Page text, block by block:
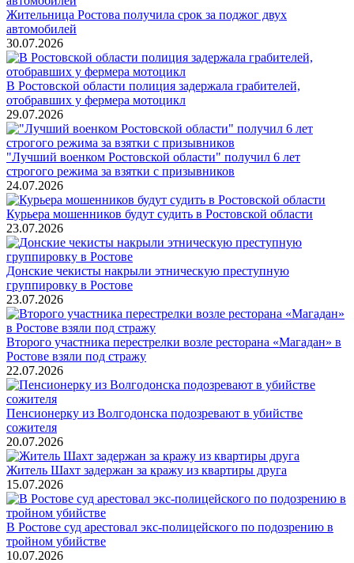
Жительница Ростова получила срок за поджог двух
автомобилей
30.07.2026
В Ростовской области полиция задержала грабителей,
отобравших у фермера мотоцикл
29.07.2026
"Лучший военком Ростовской области" получил 6 лет
строгого режима за взятки с призывников
24.07.2026
Курьера мошенников будут судить в Ростовской области
23.07.2026
Донские чекисты накрыли этническую преступную
группировку в Ростове
23.07.2026
Второго участника перестрелки возле ресторана «Магадан» в
Ростове взяли под стражу
22.07.2026
Пенсионерку из Волгодонска подозревают в убийстве
сожителя
20.07.2026
Житель Шахт задержан за кражу из квартиры друга
15.07.2026
В Ростове суд арестовал экс-полицейского по подозрению в
тройном убийстве
10.07.2026